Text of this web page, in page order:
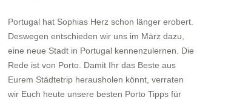
Portugal hat Sophias Herz schon länger erobert.
Deswegen entschieden wir uns im März dazu,
eine neue Stadt in Portugal kennenzulernen. Die
Rede ist von Porto. Damit Ihr das Beste aus
Eurem Städtetrip herausholen könnt, verraten
wir Euch heute unsere besten Porto Tipps für